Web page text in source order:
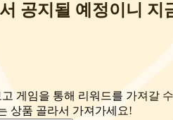
공지될 예정이니 지
게임을 통해 리워드를 가져갈
상품 골라서 가져가세요!